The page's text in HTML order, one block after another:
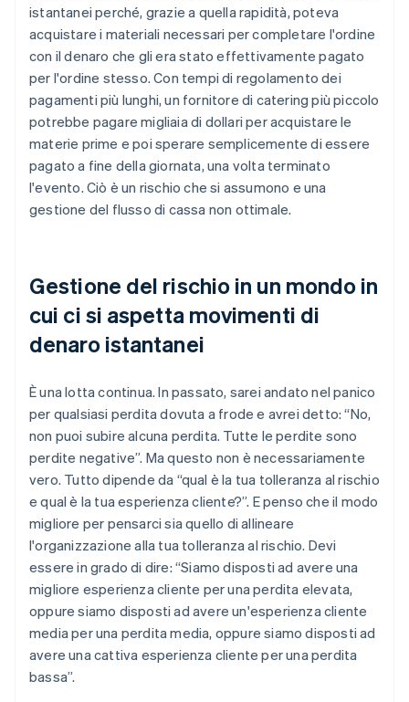
istantanei perché, grazie a quella rapidità, poteva
acquistare i materiali necessari per completare l'ordine
con il denaro che gli era stato effettivamente pagato
per l'ordine stesso. Con tempi di regolamento dei
pagamenti più lunghi, un fornitore di catering più piccolo
potrebbe pagare migliaia di dollari per acquistare le
materie prime e poi sperare semplicemente di essere
pagato a fine della giornata, una volta terminato
l'evento. Ciò è un rischio che si assumono e una
gestione del flusso di cassa non ottimale.
Gestione del rischio in un mondo in
cui ci si aspetta movimenti di
denaro istantanei
È una lotta continua. In passato, sarei andato nel panico
per qualsiasi perdita dovuta a frode e avrei detto: “No,
non puoi subire alcuna perdita. Tutte le perdite sono
perdite negative”. Ma questo non è necessariamente
vero. Tutto dipende da “qual è la tua tolleranza al rischio
e qual è la tua esperienza cliente?”. E penso che il modo
migliore per pensarci sia quello di allineare
l'organizzazione alla tua tolleranza al rischio. Devi
essere in grado di dire: “Siamo disposti ad avere una
migliore esperienza cliente per una perdita elevata,
oppure siamo disposti ad avere un'esperienza cliente
media per una perdita media, oppure siamo disposti ad
avere una cattiva esperienza cliente per una perdita
bassa”.